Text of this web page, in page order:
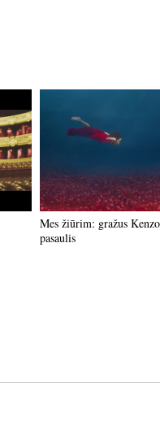
Mes žiūrim: gražus Kenzo
pasaulis